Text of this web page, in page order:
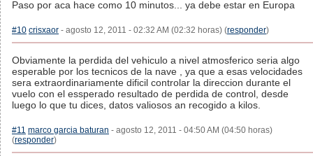
Paso por aca hace como 10 minutos... ya debe estar en Europa
#10 crisxaor - agosto 12, 2011 - 02:32 AM (02:32 horas) (responder)
Obviamente la perdida del vehiculo a nivel atmosferico seria algo
esperable por los tecnicos de la nave , ya que a esas velocidades
sera extraordinariamente dificil controlar la direccion durante el
vuelo con el essperado resultado de perdida de control, desde
luego lo que tu dices, datos valiosos an recogido a kilos.
#11 marco garcia baturan - agosto 12, 2011 - 04:50 AM (04:50 horas)
(responder)